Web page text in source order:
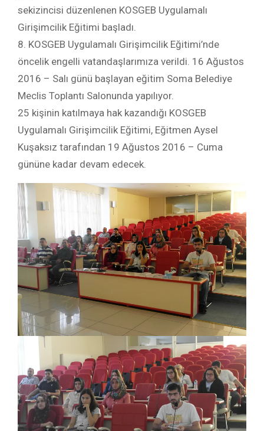
sekizincisi düzenlenen KOSGEB Uygulamalı
Girişimcilik Eğitimi başladı.
8. KOSGEB Uygulamalı Girişimcilik Eğitimi’nde
öncelik engelli vatandaşlarımıza verildi. 16 Ağustos
2016 – Salı günü başlayan eğitim Soma Belediye
Meclis Toplantı Salonunda yapılıyor.
25 kişinin katılmaya hak kazandığı KOSGEB
Uygulamalı Girişimcilik Eğitimi, Eğitmen Aysel
Kuşaksız tarafından 19 Ağustos 2016 – Cuma
gününe kadar devam edecek.